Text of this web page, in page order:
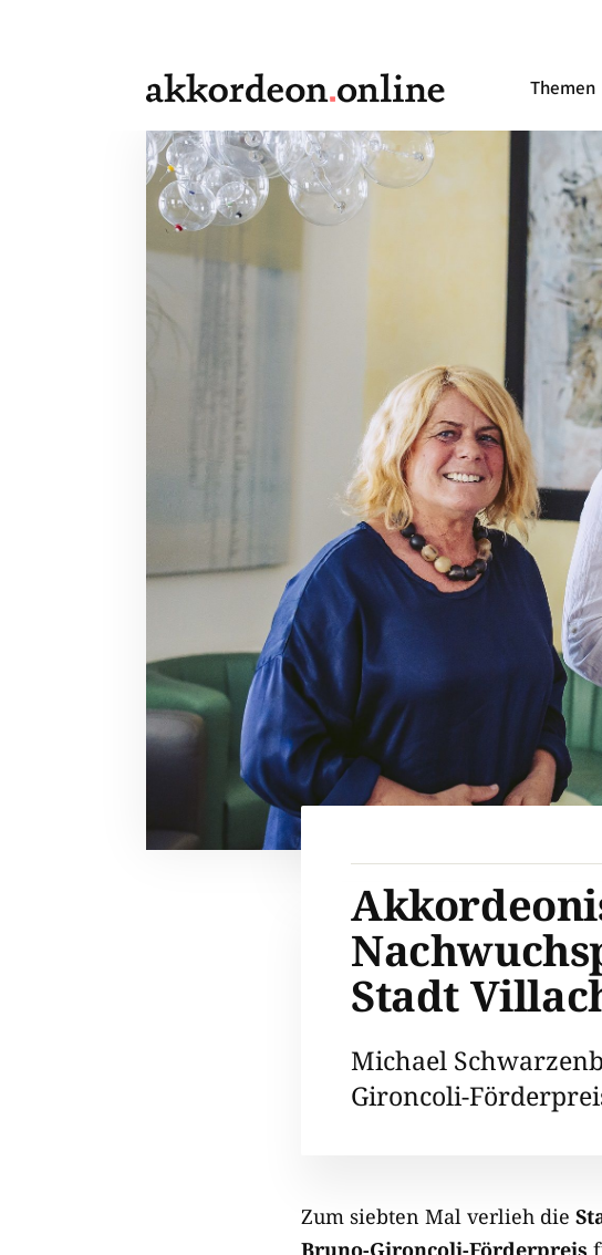
Themen
Stadt
Michael
Gironcoli-
Zum siebten Mal verlieh die
Bruno-Gironcoli-Förderpreis